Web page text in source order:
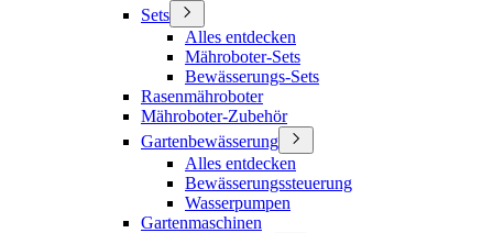
Sets
Alles entdecken
Mähroboter-Sets
Bewässerungs-Sets
Rasenmähroboter
Mähroboter-Zubehör
Gartenbewässerung
Alles entdecken
Bewässerungssteuerung
Wasserpumpen
Gartenmaschinen